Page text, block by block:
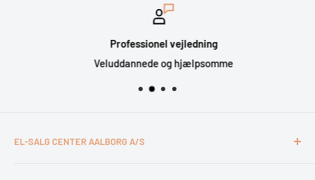
Professionel vejledning
Veluddannede og hjælpsomme
EL-SALG CENTER AALBORG A/S